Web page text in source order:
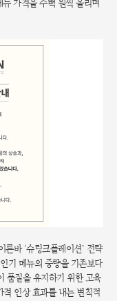
가격을 수백 원씩 올리며
바 ‘슈링크플레이션’ 전략
기 메뉴의 중량을 기존보다
품질을 유지하기 위한 고육
인상 효과를 내는 변칙적